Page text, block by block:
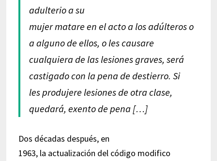
adulterio a su
mujer matare en el acto a los adúlteros o
a alguno de ellos, o les causare
cualquiera de las lesiones graves, será
castigado con la pena de destierro. Si
les produjere lesiones de otra clase,
quedará, exento de pena […]
Dos décadas después, en
1963, la actualización del código modifico